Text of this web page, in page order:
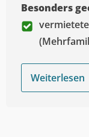
Besonders
Weiterlesen